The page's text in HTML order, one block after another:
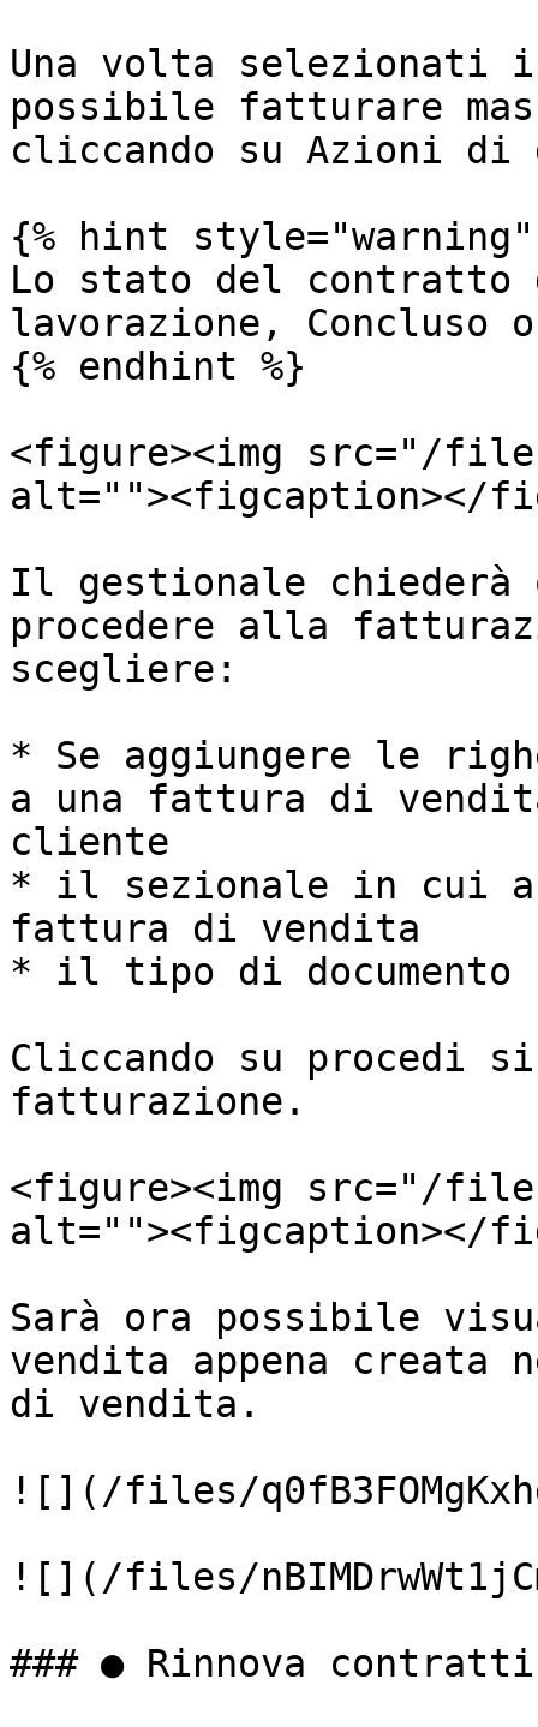
Una volta selezionati
possibile fatturare
cliccando su Azioni
{% hint style="warning"
Lo stato del contratto
lavorazione, Concluso
{% endhint %}
<figure><img src="/
alt=""><figcaption></
Il gestionale chiederà
procedere alla
scegliere:
* Se aggiungere le
a una fattura di
cliente
* il sezionale in cui
fattura di vendita
* il tipo di documento
Cliccando su procedi
fatturazione.
<figure><img src="/files/
alt=""><figcaption></
Sarà ora possibile
vendita appena creata
di vendita.
![](/files/
![](/files/
### ● Rinnova contratti